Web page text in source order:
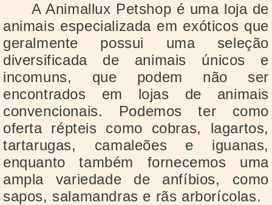
A Animallux Petshop é uma loja de
animais especializada em exóticos que
geralmente possui uma seleção
diversificada de animais únicos e
incomuns, que podem não ser
encontrados em lojas de animais
convencionais. Podemos ter como
oferta répteis como cobras, lagartos,
tartarugas, camaleões e iguanas,
enquanto também fornecemos uma
ampla variedade de anfíbios, como
sapos, salamandras e rãs arborícolas.